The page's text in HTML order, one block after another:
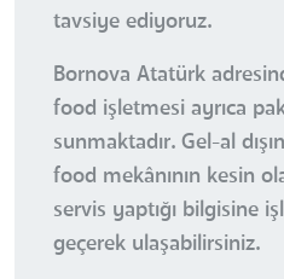
tavsiye ediyoruz.
Bornova Atatürk
food işletmesi ayrıca
sunmaktadır. Gel-al
food mekânının kesin
servis yaptığı bilgisine
geçerek ulaşabilirsiniz.